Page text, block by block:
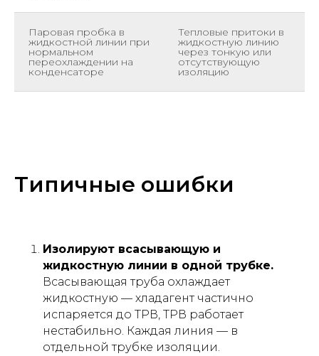
Паровая пробка в
жидкостной линии при
нормальном
переохлаждении на
конденсаторе
Тепловые притоки в
жидкостную линию
через тонкую или
отсутствующую
изоляцию
Типичные ошибки
Изолируют всасывающую и
жидкостную линии в одной трубке.
Всасывающая труба охлаждает
жидкостную — хладагент частично
испаряется до ТРВ, ТРВ работает
нестабильно. Каждая линия — в
отдельной трубке изоляции.